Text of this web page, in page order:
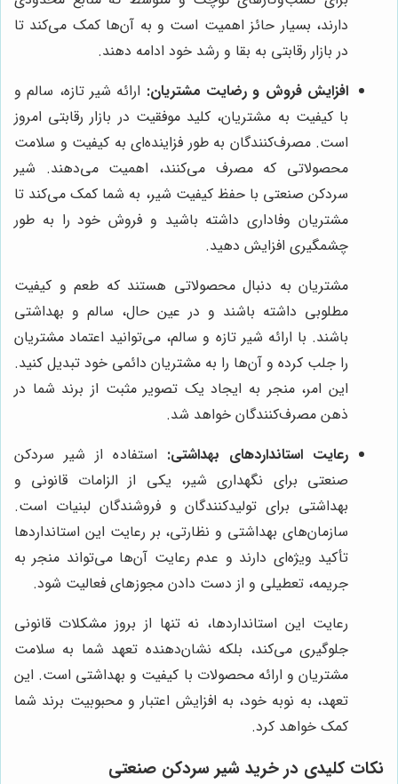
دارند، بسیار حائز اهمیت است و به آن‌ها کمک می‌کند تا
در بازار رقابتی به بقا و رشد خود ادامه دهند.
افزایش فروش و رضایت مشتریان: ارائه شیر تازه، سالم و
با کیفیت به مشتریان، کلید موفقیت در بازار رقابتی امروز
است. مصرف‌کنندگان به طور فزاینده‌ای به کیفیت و سلامت
محصولاتی که مصرف می‌کنند، اهمیت می‌دهند. شیر
سردکن صنعتی با حفظ کیفیت شیر، به شما کمک می‌کند تا
مشتریان وفاداری داشته باشید و فروش خود را به طور
چشمگیری افزایش دهید.
مشتریان به دنبال محصولاتی هستند که طعم و کیفیت
مطلوبی داشته باشند و در عین حال، سالم و بهداشتی
باشند. با ارائه شیر تازه و سالم، می‌توانید اعتماد مشتریان
را جلب کرده و آن‌ها را به مشتریان دائمی خود تبدیل کنید.
این امر، منجر به ایجاد یک تصویر مثبت از برند شما در
ذهن مصرف‌کنندگان خواهد شد.
رعایت استانداردهای بهداشتی: استفاده از شیر سردکن
صنعتی برای نگهداری شیر، یکی از الزامات قانونی و
بهداشتی برای تولیدکنندگان و فروشندگان لبنیات است.
سازمان‌های بهداشتی و نظارتی، بر رعایت این استانداردها
تأکید ویژه‌ای دارند و عدم رعایت آن‌ها می‌تواند منجر به
جریمه، تعطیلی و از دست دادن مجوزهای فعالیت شود.
رعایت این استانداردها، نه تنها از بروز مشکلات قانونی
جلوگیری می‌کند، بلکه نشان‌دهنده تعهد شما به سلامت
مشتریان و ارائه محصولات با کیفیت و بهداشتی است. این
تعهد، به نوبه خود، به افزایش اعتبار و محبوبیت برند شما
کمک خواهد کرد.
نکات کلیدی در خرید شیر سردکن صنعتی